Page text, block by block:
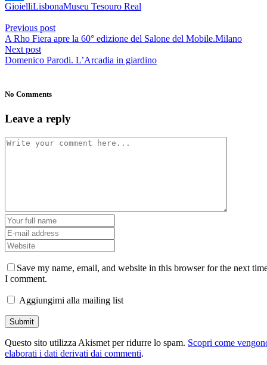
Condividi
GioielliLisbonaMuseu Tesouro Real
Previous post
A Rho Fiera apre la 60° edizione del Salone del Mobile.Milano
Next post
Domenico Parodi. L’Arcadia in giardino
No Comments
Leave a reply
Save my name, email, and website in this browser for the next
I comment.
Aggiungimi alla mailing list
Questo sito utilizza Akismet per ridurre lo spam. Scopri come
elaborati i dati derivati dai commenti.